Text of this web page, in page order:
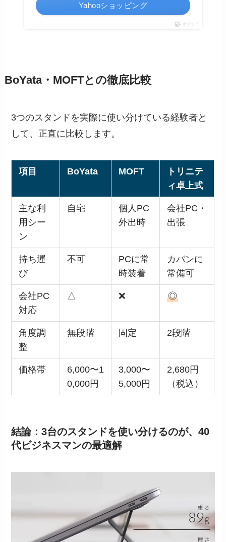
Yahooショッピング
ポチップ
BoYata・MOFTとの徹底比較
3つのスタンドを実際に使い分けている経験者と
して、正直に比較します。
項目 BoYata MOFT
トリニテ
ィ卓上式
主な利
用シー
ン
自宅
個人PC
外出時
会社PC・
出張
持ち運
び
不可
PCに常
時装着
カバンに
常備可
会社PC
対応
△ ❌ ◎
角度調
整
無段階 固定 2段階
価格帯
6,000〜1
0,000円
3,000〜
5,000円
2,680円
（税込）
結論：3台のスタンドを使い分けるのが、40
代ビジネスマンの最適解